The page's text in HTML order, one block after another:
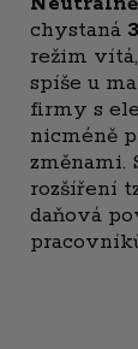
chystaná
režim
spíše u
firmy s
nicméně
změnami.
rozšíření
daňová